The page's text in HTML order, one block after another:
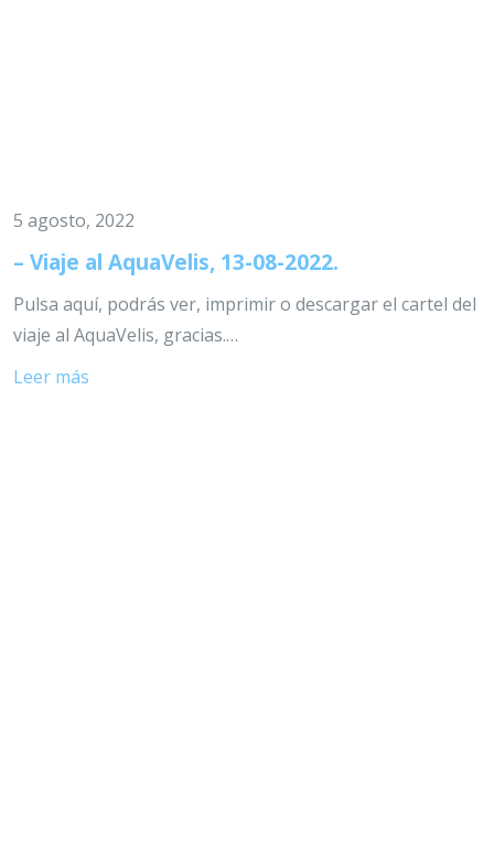
5 agosto, 2022
– Viaje al AquaVelis, 13-08-2022.
Pulsa aquí, podrás ver, imprimir o descargar el cartel del
viaje al AquaVelis, gracias.…
Leer más